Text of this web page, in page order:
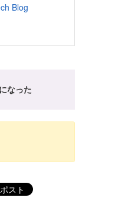
Blog
なった
ポスト